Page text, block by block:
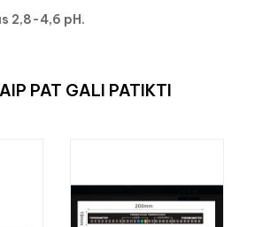
2,8-4,6 pH.
PAT GALI PATIKTI